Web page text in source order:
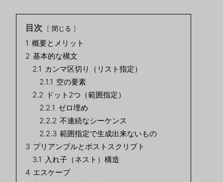
目次 閉じる
1 概要とメリット
2 基本的な構文
2.1 カンマ区切り（リスト指定）
2.1.1 空の要素
2.2
ドット2つ（範囲指定）
2.2.1 ゼロ埋め
2.2.2 不連続なシーケンス
2.2.3 範囲指定で生成出来ないもの
3 プリアンブルとポストスクリプト
3.1 入れ子（ネスト）構造
4 エスケープ